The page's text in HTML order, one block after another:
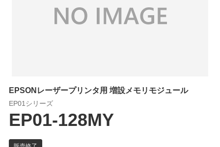
EPSONレーザープリンタ用 増設メモリモジュール
EP01シリーズ
EP01-128MY